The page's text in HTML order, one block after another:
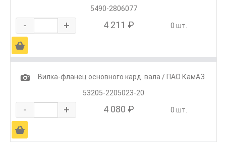
5490-2806077
- + 4 211 ₽ 0 шт.
Ä
1
Вилка-фланец основного кард. вала / ПАО КамАЗ
53205-2205023-20
- + 4 080 ₽ 0 шт.
Ä